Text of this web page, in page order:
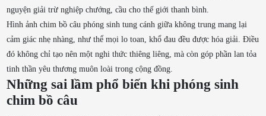
nguyện giải trừ nghiệp chướng, cầu cho thế giới thanh bình.
Hình ảnh chim bồ câu phóng sinh tung cánh giữa không trung mang lại
cảm giác nhẹ nhàng, như thể mọi lo toan, khổ đau đều được hóa giải. Điều
đó không chỉ tạo nên một nghi thức thiêng liêng, mà còn góp phần lan tỏa
tinh thần yêu thương muôn loài trong cộng đồng.
Những sai lầm phổ biến khi phóng sinh
chim bồ câu